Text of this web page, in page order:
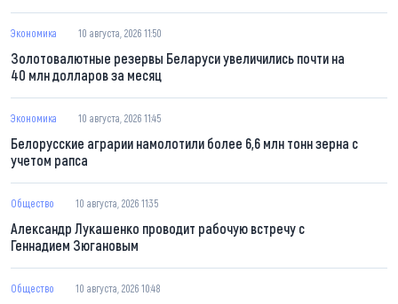
Экономика 10 августа, 2026 11:50
Золотовалютные резервы Беларуси увеличились почти на
40 млн долларов за месяц
Экономика 10 августа, 2026 11:45
Белорусские аграрии намолотили более 6,6 млн тонн зерна с
учетом рапса
Общество 10 августа, 2026 11:35
Александр Лукашенко проводит рабочую встречу с
Геннадием Зюгановым
Общество 10 августа, 2026 10:48